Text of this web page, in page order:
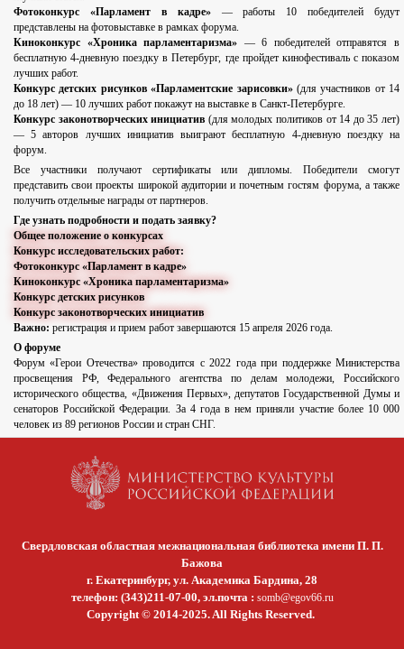
Фотоконкурс «Парламент в кадре»— работы 10 победителей будут
представлены на фотовыставке в рамках форума.
Киноконкурс «Хроника парламентаризма» — 6 победителей отправятся в
бесплатную 4-дневную поездку в Петербург, где пройдет кинофестиваль с показом
лучших работ.
Конкурс детских рисунков «Парламентские зарисовки»(для участников от 14
до 18 лет) — 10 лучших работ покажут на выставке в Санкт-Петербурге.
Конкурс законотворческих инициатив (для молодых политиков от 14 до 35 лет)
— 5 авторов лучших инициатив выиграют бесплатную 4-дневную поездку на
форум.
Все участники получают сертификаты или дипломы. Победители смогут
представить свои проекты широкой аудитории и почетным гостям форума, а также
получить отдельные награды от партнеров.
Где узнать подробности и подать заявку?
Общее положение о конкурсах
Конкурс исследовательских работ:
Фотоконкурс «Парламент в кадре»
Киноконкурс «Хроника парламентаризма»
Конкурс детских рисунков
Конкурс законотворческих инициатив
Важно: регистрация и прием работ завершаются 15 апреля 2026 года.
О форуме
Форум «Герои Отечества» проводится с 2022 года при поддержке Министерства
просвещения РФ, Федерального агентства по делам молодежи, Российского
исторического общества, «Движения Первых», депутатов Государственной Думы и
сенаторов Российской Федерации. За 4 года в нем приняли участие более 10 000
человек из 89 регионов России и стран СНГ.
Свердловская областная межнациональная библиотека имени П. П.
Бажова
г. Екатеринбург, ул. Академика Бардина, 28
телефон: (343)211-07-00, эл.почта : somb@egov66.ru
Copyright © 2014-2025. All Rights Reserved.